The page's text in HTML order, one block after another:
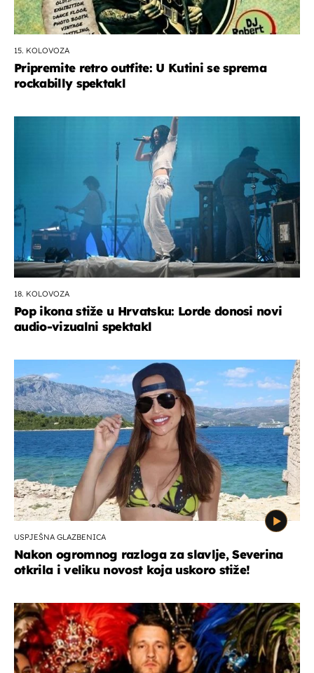
15. KOLOVOZA
Pripremite retro outfite: U Kutini se sprema
rockabilly spektakl
18. KOLOVOZA
Pop ikona stiže u Hrvatsku: Lorde donosi novi
audio-vizualni spektakl
USPJEŠNA GLAZBENICA
Nakon ogromnog razloga za slavlje, Severina
otkrila i veliku novost koja uskoro stiže!